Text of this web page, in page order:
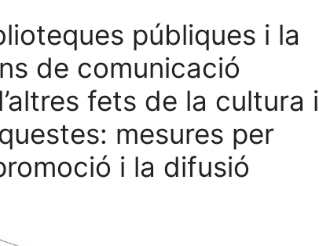
públiques i la
de comunicació
fets de la cultura i
mesures per
i la difusió